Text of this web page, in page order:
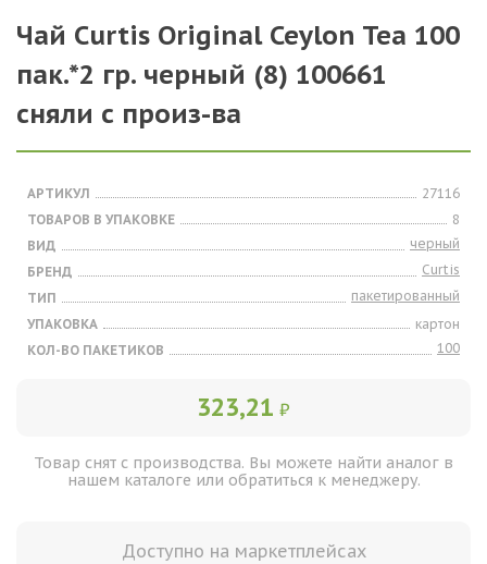
Чай Curtis Original Ceylon Tea 100
пак.*2 гр. черный (8) 100661
сняли с произ-ва
АРТИКУЛ
27116
ТОВАРОВ В УПАКОВКЕ
8
ВИД
черный
БРЕНД
Curtis
ТИП
пакетированный
УПАКОВКА
картон
КОЛ-ВО ПАКЕТИКОВ
100
323,21 ₽
Товар снят с производства. Вы можете найти аналог в
нашем каталоге или обратиться к менеджеру.
Доступно на маркетплейсах